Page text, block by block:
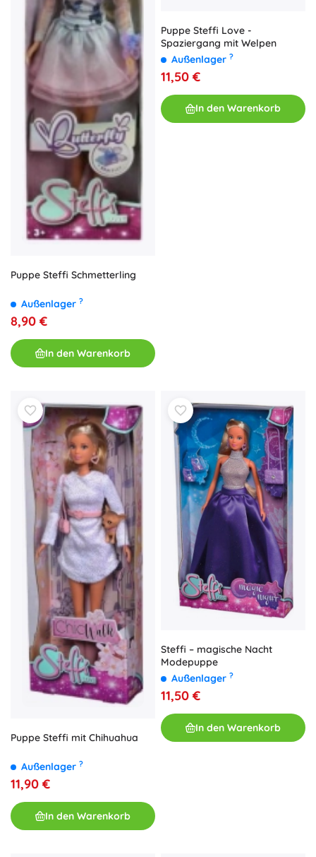
Puppe Steffi Schmetterling
Außenlager ?
8,90 €
In den Warenkorb
Puppe Steffi Love -
Spaziergang mit Welpen
Außenlager ?
11,50 €
In den Warenkorb
Puppe Steffi mit Chihuahua
Außenlager ?
11,90 €
In den Warenkorb
Steffi – magische Nacht
Modepuppe
Außenlager ?
11,50 €
In den Warenkorb